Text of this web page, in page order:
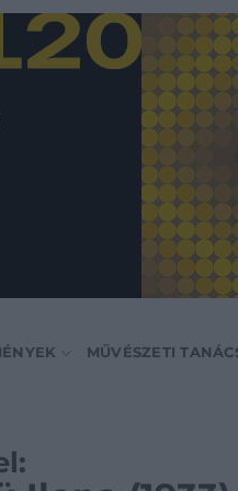
MŰVÉSZETI